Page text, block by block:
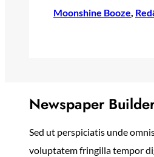
Moonshine Booze,
Newspaper
Sed ut perspiciatis unde
voluptatem fringilla tempor